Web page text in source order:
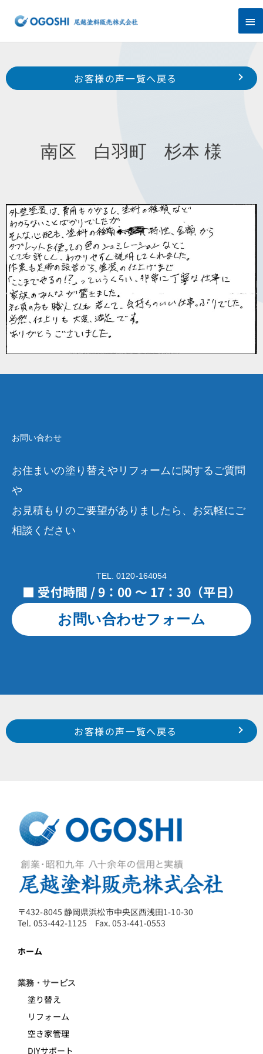
ス
プ
メ
イ
ン
メ
Prev
南区 白羽町 H 様
南区 寺脇町 H 様
お客様の声一覧へ戻る
南区 白羽町 杉本 様
お問い合わせ
お住まいの塗り替えやリフォームに関するご質問
や
お見積もりのご要望がありましたら、お気軽にご
相談ください
TEL. 0120-164054
■ 受付時間 / 9：00 ～ 17：30（平日）
お問い合わせフォーム
Prev
南区 白羽町 H 様
南区 寺脇町 H 様
お客様の声一覧へ戻る
〒432-8045 静岡県浜松市中央区西浅田1-10-30
Tel. 053-442-1125 Fax. 053-441-0553
ホーム
業務・サービス
塗り替え
リフォーム
空き家管理
DIYサポート